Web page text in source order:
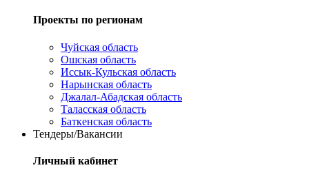
Проекты по регионам
Чуйская область
Ошская область
Иссык-Кульская область
Нарынская область
Джалал-Абадская область
Таласская область
Баткенская область
Тендеры/Вакансии
Личный кабинет